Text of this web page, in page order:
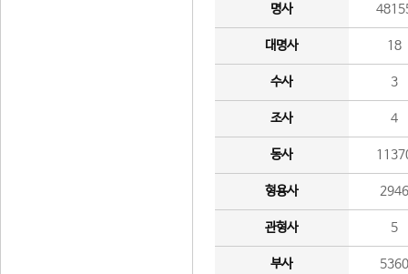
명사
대명사 18
수사 3
조사 4
동사
형용사 2946
관형사 5
부사 5360